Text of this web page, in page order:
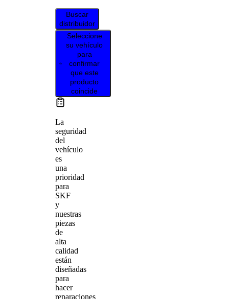
Buscar
distribuidor
Seleccione
su vehículo
para
confirmar
que este
producto
coincide
La
seguridad
del
vehículo
es
una
prioridad
para
SKF
y
nuestras
piezas
de
alta
calidad
están
diseñadas
para
hacer
reparaciones